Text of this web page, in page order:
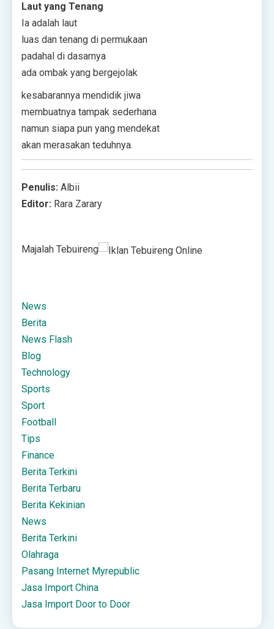
Laut yang Tenang
Ia adalah laut
luas dan tenang di permukaan
padahal di dasarnya
ada ombak yang bergejolak
kesabarannya mendidik jiwa
membuatnya tampak sederhana
namun siapa pun yang mendekat
akan merasakan teduhnya.
Penulis: Albii
Editor: Rara Zarary
Majalah Tebuireng
News
Berita
News Flash
Blog
Technology
Sports
Sport
Football
Tips
Finance
Berita Terkini
Berita Terbaru
Berita Kekinian
News
Berita Terkini
Olahraga
Pasang Internet Myrepublic
Jasa Import China
Jasa Import Door to Door